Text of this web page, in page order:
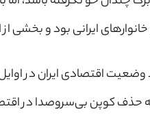
ایرانی بود و بخشی
وضعیت اقتصادی ایران در
حذف کوپن بی‌سروصدا در